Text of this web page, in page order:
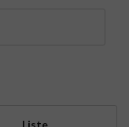
Liste